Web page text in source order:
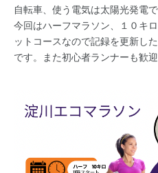
自転車、使う電気は太陽光発電
今回はハーフマラソン、１０キ
ットコースなので記録を更新し
です。また初心者ランナーも歓迎